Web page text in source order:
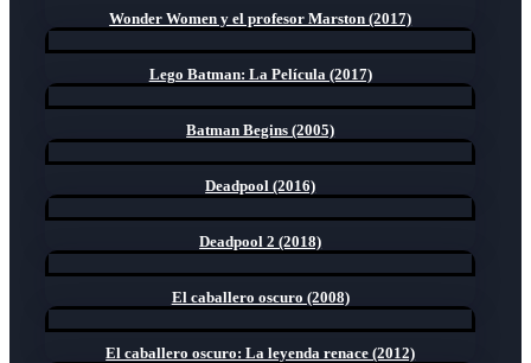
Wonder Women y el profesor Marston (2017)
Lego Batman: La Película (2017)
Batman Begins (2005)
Deadpool (2016)
Deadpool 2 (2018)
El caballero oscuro (2008)
El caballero oscuro: La leyenda renace (2012)